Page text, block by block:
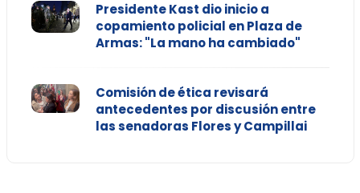
Presidente Kast dio inicio a
copamiento policial en Plaza de
Armas: "La mano ha cambiado"
Comisión de ética revisará
antecedentes por discusión entre
las senadoras Flores y Campillai